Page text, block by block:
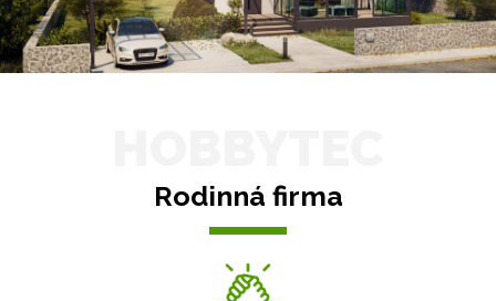
Rodinná firma